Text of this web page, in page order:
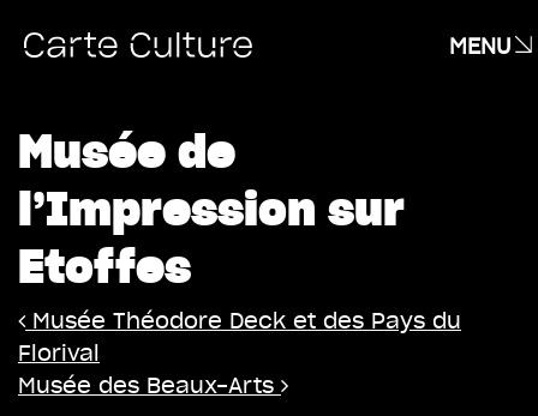
MENU
Musée de
l’Impression sur
Etoffes
Navigation
Musée Théodore Deck et des Pays du
Florival
Musée des Beaux-Arts